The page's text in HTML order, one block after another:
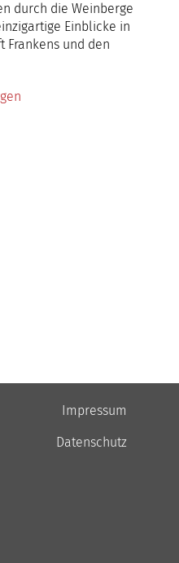
durch die Weinberge
Einblicke in
und den
Impressum
Datenschutz